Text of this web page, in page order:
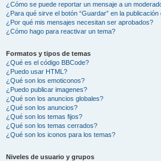
¿Cómo se puede reportar un mensaje a un
¿Para qué sirve el botón “Guardar” en la publicación
¿Por qué mis mensajes necesitan ser aprobados?
¿Cómo hago para reactivar un tema?
Formatos y tipos de temas
¿Qué es el código BBCode?
¿Puedo usar HTML?
¿Qué son los emoticonos?
¿Puedo publicar imagenes?
¿Qué son los anuncios globales?
¿Qué son los anuncios?
¿Qué son los temas fijos?
¿Qué son los temas cerrados?
¿Qué son los iconos para los temas?
Niveles de usuario y grupos